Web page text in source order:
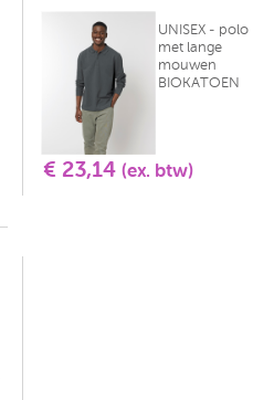
€ 23,14 (ex. btw)
UNISEX - polo
met lange
mouwen
BIOKATOEN